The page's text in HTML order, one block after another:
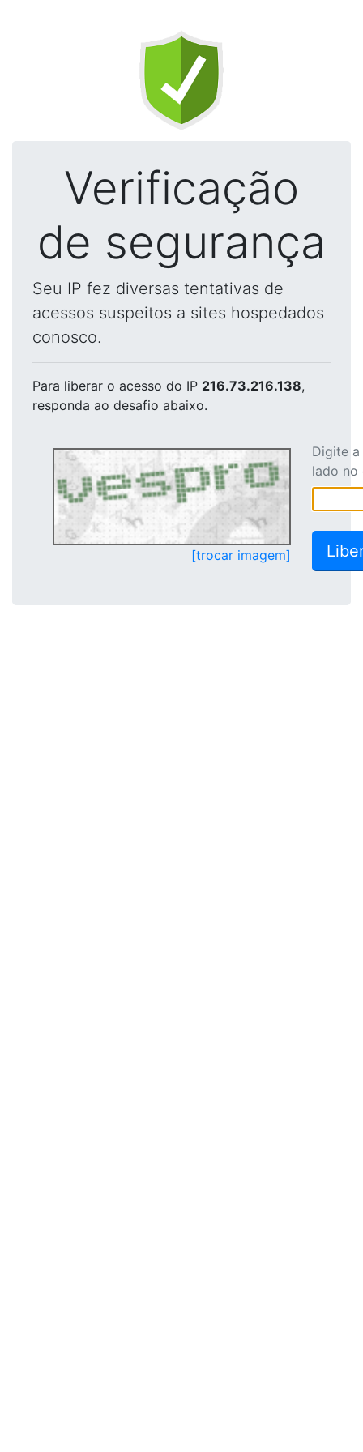
Verificação
de segurança
Seu IP fez diversas tentativas de
acessos suspeitos a sites hospedados
conosco.
Para liberar o acesso do IP 216.73.216.138,
responda ao desafio abaixo.
[trocar imagem]
Digite
lado no